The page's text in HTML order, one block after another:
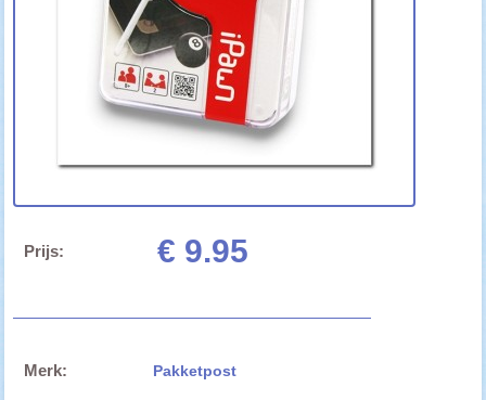
Prijs: € 9.95
Merk: Pakketpost